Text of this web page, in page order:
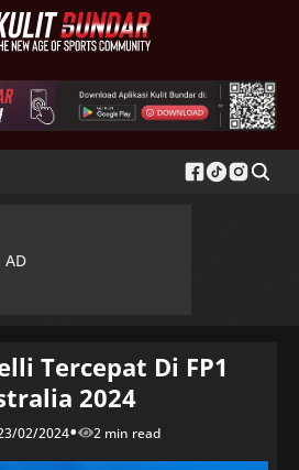
Tercepat Di FP1
2024
02/2024• 2 min read